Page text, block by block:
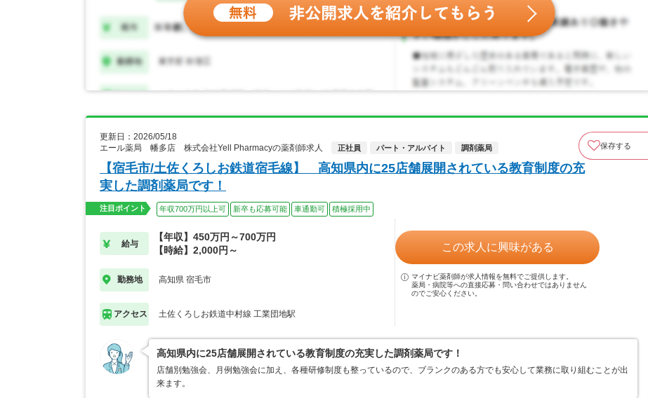
更新日：2026/05/18
エール薬局 幡多店 株式会社Yell Pharmacyの薬剤師求人
正社員 パート・アルバイト 調剤薬局 保存する
【宿毛市/土佐くろしお鉄道宿毛線】 高知県内に25店舗展開されている教育制度の充
実した調剤薬局です！
注目ポイント 年収700万円以上可 新卒も応募可能 車通勤可 積極採用中
給与
【年収】450万円～700万円
【時給】2,000円～
勤務地 高知県 宿毛市
アクセス 土佐くろしお鉄道中村線 工業団地駅
この求人に興味がある
マイナビ薬剤師が求人情報を無料でご提供します。
薬局・病院等への直接応募・問い合わせではありません
のでご安心ください。
高知県内に25店舗展開されている教育制度の充実した調剤薬局です！
店舗別勉強会、月例勉強会に加え、各種研修制度も整っているので、ブランクのある方でも安心して業務に取り組むことが出
来ます。